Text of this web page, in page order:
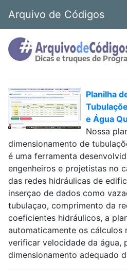
Arquivo de Códigos
Planilha
e Água
Nossa
dimensionamento de
é uma ferramenta
engenheiros e projetistas no
das redes hidráulicas de
inserçao de dados como
tubulaçao, comprimento da
coeficientes hidráulicos, a
automaticamente os cálculos
verificar velocidade da água,
dimensionamento adequado